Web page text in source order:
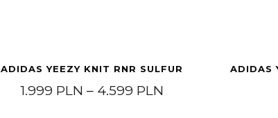
ADIDAS YEEZY KNIT RNR SULFUR
1.999 PLN – 4.599 PLN Price range:
ADIDAS